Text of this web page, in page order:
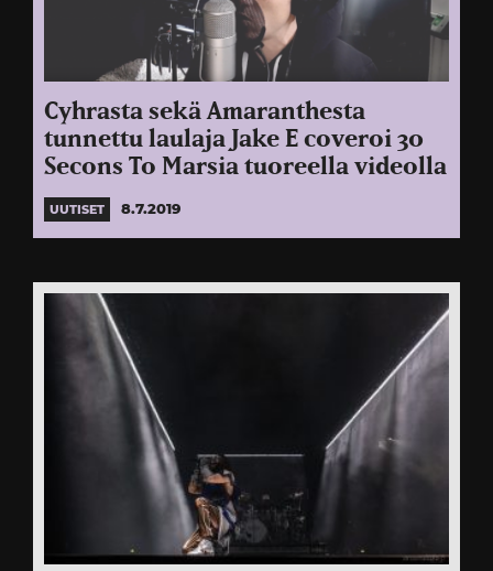
Cyhrasta sekä Amaranthesta
tunnettu laulaja Jake E coveroi 30
Secons To Marsia tuoreella videolla
UUTISET 8.7.2019